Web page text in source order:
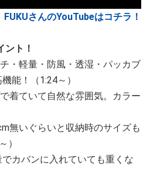
FUKUさんのYouTubeはコチラ！
ント！
・軽量・防風・透湿・パッカブ
能！（1:24～）
着ていて自然な雰囲気。カラー
無いぐらいと収納時のサイズも
）
カバンに入れていても重くな